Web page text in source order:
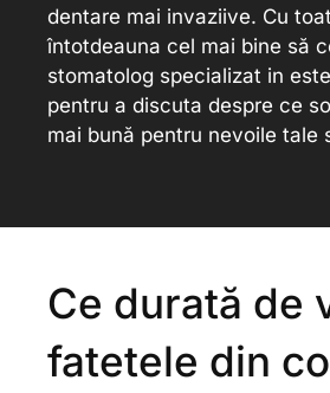
dentare mai invaziive. Cu
întotdeauna cel mai bine să
stomatolog specializat in
pentru a discuta despre ce
mai bună pentru nevoile tale
Ce durată de
fatetele din